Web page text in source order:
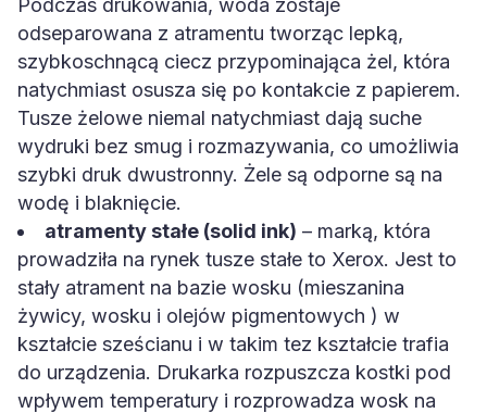
Podczas drukowania, woda zostaje
odseparowana z atramentu tworząc lepką,
szybkoschnącą ciecz przypominająca żel, która
natychmiast osusza się po kontakcie z papierem.
Tusze żelowe niemal natychmiast dają suche
wydruki bez smug i rozmazywania, co umożliwia
szybki druk dwustronny. Żele są odporne są na
wodę i blaknięcie.
atramenty stałe (solid ink) – marką, która
prowadziła na rynek tusze stałe to Xerox. Jest to
stały atrament na bazie wosku (mieszanina
żywicy, wosku i olejów pigmentowych ) w
kształcie sześcianu i w takim tez kształcie trafia
do urządzenia. Drukarka rozpuszcza kostki pod
wpływem temperatury i rozprowadza wosk na